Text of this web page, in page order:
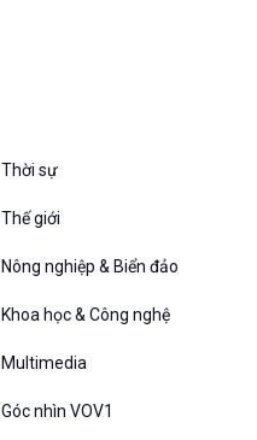
Góc nhìn VOV1
10 phút Sự kiện - Luận bàn
Câu chuyện thời sự
Đối thoại
Thời sự
Thế giới
Nông nghiệp & Biển đảo
Khoa học & Công nghệ
Multimedia
Góc nhìn VOV1